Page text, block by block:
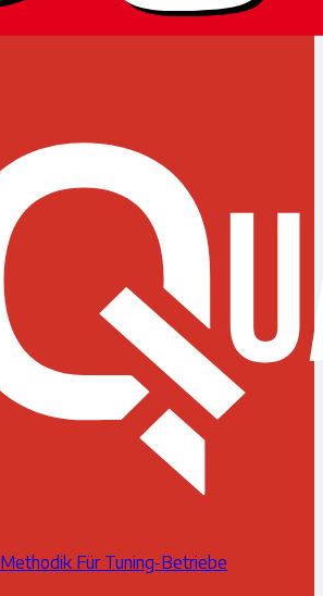
Methodik Für Tuning-Betriebe